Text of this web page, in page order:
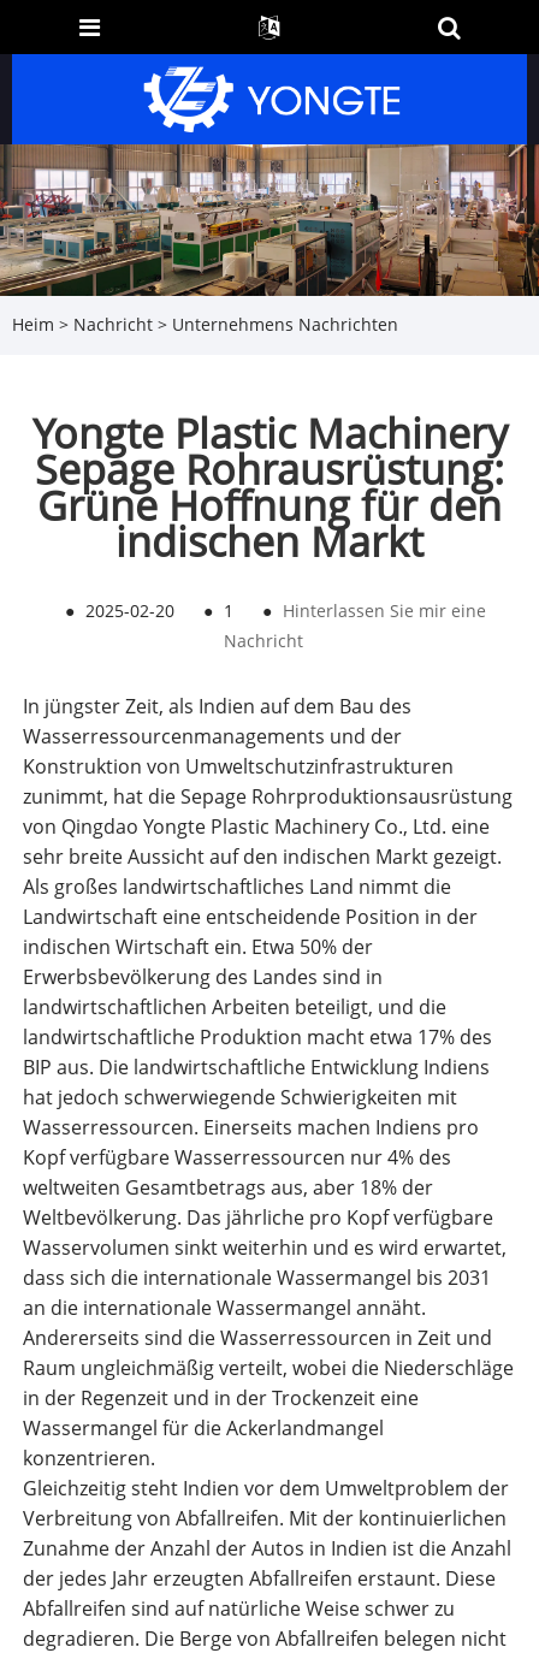
Heim > Nachricht > Unternehmens Nachrichten
Yongte Plastic Machinery
Sepage Rohrausrüstung:
Grüne Hoffnung für den
indischen Markt
● 2025-02-20 ● 1 ● Hinterlassen Sie mir eine
Nachricht
In jüngster Zeit, als Indien auf dem Bau des
Wasserressourcenmanagements und der
Konstruktion von Umweltschutzinfrastrukturen
zunimmt, hat die Sepage Rohrproduktionsausrüstung
von Qingdao Yongte Plastic Machinery Co., Ltd. eine
sehr breite Aussicht auf den indischen Markt gezeigt.
Als großes landwirtschaftliches Land nimmt die
Landwirtschaft eine entscheidende Position in der
indischen Wirtschaft ein. Etwa 50% der
Erwerbsbevölkerung des Landes sind in
landwirtschaftlichen Arbeiten beteiligt, und die
landwirtschaftliche Produktion macht etwa 17% des
BIP aus. Die landwirtschaftliche Entwicklung Indiens
hat jedoch schwerwiegende Schwierigkeiten mit
Wasserressourcen. Einerseits machen Indiens pro
Kopf verfügbare Wasserressourcen nur 4% des
weltweiten Gesamtbetrags aus, aber 18% der
Weltbevölkerung. Das jährliche pro Kopf verfügbare
Wasservolumen sinkt weiterhin und es wird erwartet,
dass sich die internationale Wassermangel bis 2031
an die internationale Wassermangel annäht.
Andererseits sind die Wasserressourcen in Zeit und
Raum ungleichmäßig verteilt, wobei die Niederschläge
in der Regenzeit und in der Trockenzeit eine
Wassermangel für die Ackerlandmangel
konzentrieren.
Gleichzeitig steht Indien vor dem Umweltproblem der
Verbreitung von Abfallreifen. Mit der kontinuierlichen
Zunahme der Anzahl der Autos in Indien ist die Anzahl
der jedes Jahr erzeugten Abfallreifen erstaunt. Diese
Abfallreifen sind auf natürliche Weise schwer zu
degradieren. Die Berge von Abfallreifen belegen nicht